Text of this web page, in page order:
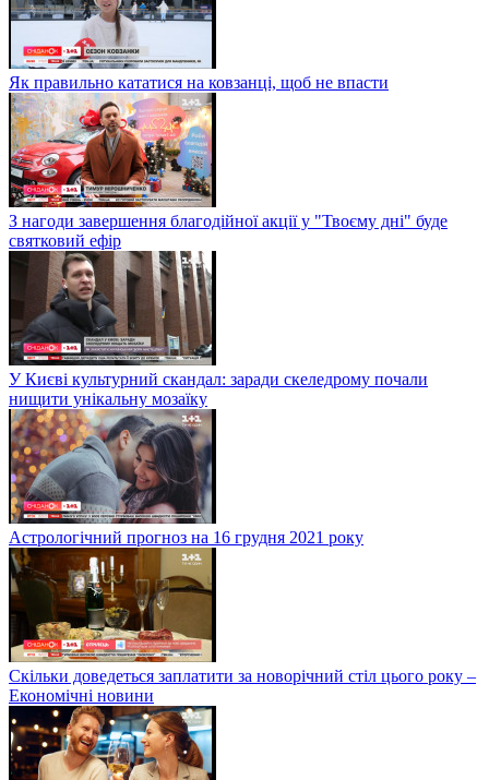
Як правильно кататися на ковзанці, щоб не впасти
З нагоди завершення благодійної акції у "Твоєму дні" буде
святковий ефір
У Києві культурний скандал: заради скеледрому почали
нищити унікальну мозаїку
Астрологічний прогноз на 16 грудня 2021 року
Скільки доведеться заплатити за новорічний стіл цього року –
Економічні новини